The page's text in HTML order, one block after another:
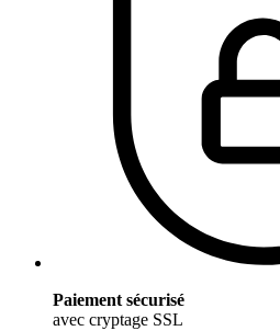
Paiement sécurisé
avec cryptage SSL